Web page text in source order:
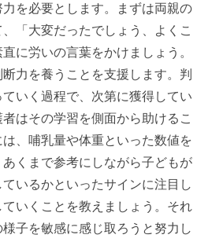
を必要とします。まずは両親の
「大変だったでしょう、よくこ
に労いの言葉をかけましょう。
力を養うことを支援します。判
いく過程で、次第に獲得してい
はその学習を側面から助けるこ
、哺乳量や体重といった数値を
くまで参考にしながら子どもが
いるかといったサインに注目し
いくことを教えましょう。それ
子を敏感に感じ取ろうと努力し